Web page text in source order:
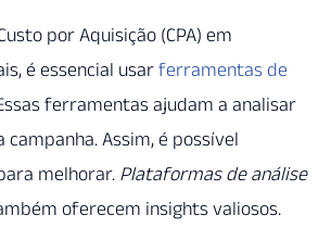
por Aquisição (CPA) em
é essencial usar ferramentas de
ferramentas ajudam a analisar
campanha. Assim, é possível
melhorar. Plataformas de análise
oferecem insights valiosos.